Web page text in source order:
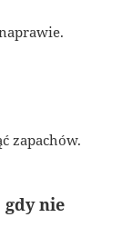
zapachów.
gdy nie